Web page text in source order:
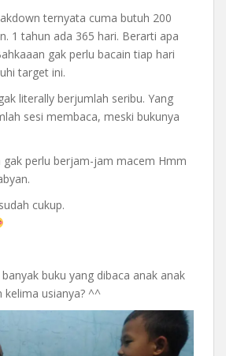
ternyata cuma butuh 200
1 tahun ada 365 hari. Berarti apa
gak perlu bacain tiap hari
target ini.
literally berjumlah seribu. Yang
sesi membaca, meski bukunya
gak perlu berjam-jam macem Hmm
cukup.
buku yang dibaca anak anak
kelima usianya? ^^